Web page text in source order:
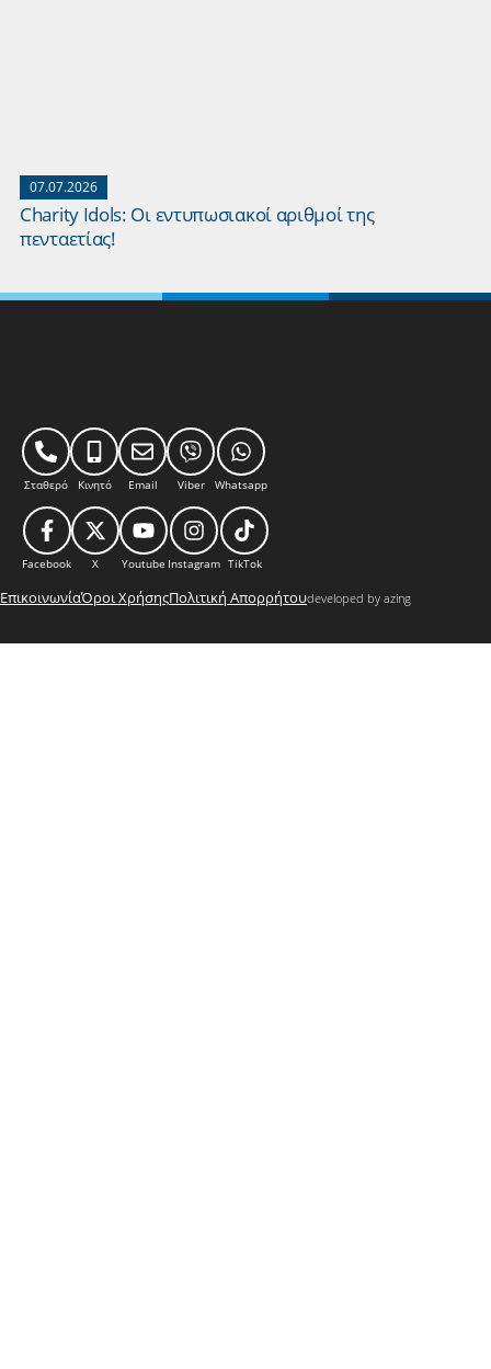
07.07.2026
Charity Idols: Οι εντυπωσιακοί αριθμοί της
πενταετίας!
Σταθερό Κινητό Email Viber Whatsapp
Facebook X Youtube Instagram TikTok
ΕπικοινωνίαΌροι ΧρήσηςΠολιτική Απορρήτουdeveloped by azing